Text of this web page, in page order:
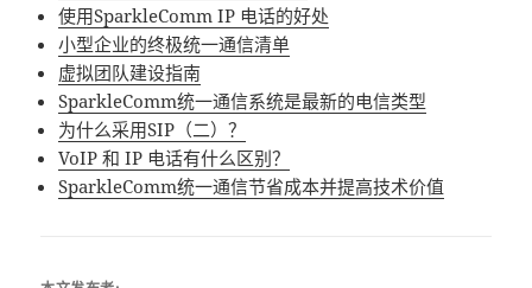
使用SparkleComm IP 电话的好处
小型企业的终极统一通信清单
虚拟团队建设指南
SparkleComm统一通信系统是最新的电信类型
为什么采用SIP（二）？
VoIP 和 IP 电话有什么区别？
SparkleComm统一通信节省成本并提高技术价值